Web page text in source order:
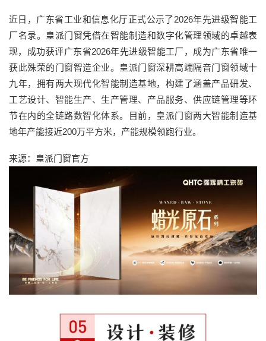
近日，广东省工业和信息化厅正式公示了2026年先进级智能工
厂名录。皇派门窗凭借在智能制造和数字化管理领域的卓越表
现，成功获评广东省2026年先进级智能工厂，成为广东省唯一
获此殊荣的门窗智造企业。皇派门窗深耕高端隔音门窗领域十
九年，拥有两大现代化智能制造基地，构建了涵盖产品研发、
工艺设计、智能生产、生产管理、产品服务、供应链管理等环
节在内的全链路数智化体系。目前，皇派门窗两大智能制造基
地年产能接近200万平方米，产能规模领跑行业。
来源：皇派门窗官方